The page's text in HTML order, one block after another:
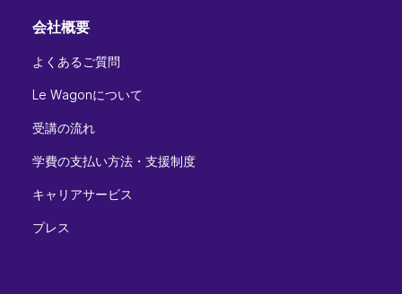
会社概要
よくあるご質問
Le Wagonについて
受講の流れ
学費の支払い方法・支援制度
キャリアサービス
プレス